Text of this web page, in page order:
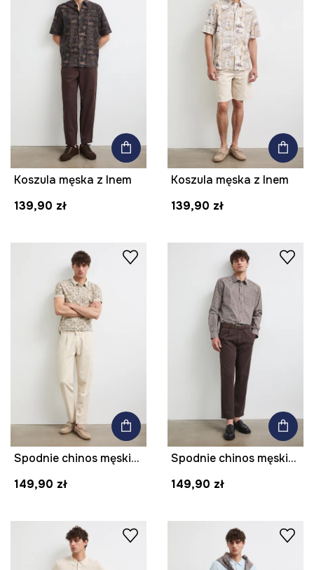
Koszula męska z lnem
139,90 zł
Koszula męska z lnem
139,90 zł
Spodnie chinos męskie z dodatkiem lnu
149,90 zł
Spodnie chinos męskie z dodatkiem lnu
149,90 zł